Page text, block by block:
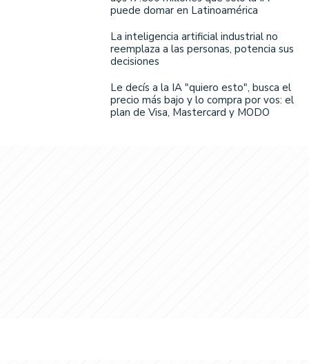
puede domar en Latinoamérica
La inteligencia artificial industrial no
reemplaza a las personas, potencia sus
decisiones
Le decís a la IA "quiero esto", busca el
precio más bajo y lo compra por vos: el
plan de Visa, Mastercard y MODO